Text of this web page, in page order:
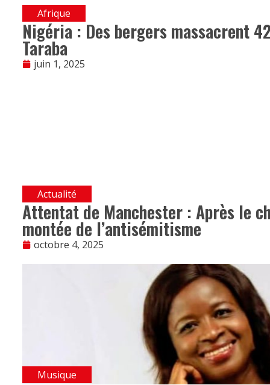
Afrique
Nigéria : Des bergers massacrent
Taraba
juin 1, 2025
Actualité
Attentat de Manchester : Après le
montée de l’antisémitisme
octobre 4, 2025
Musique